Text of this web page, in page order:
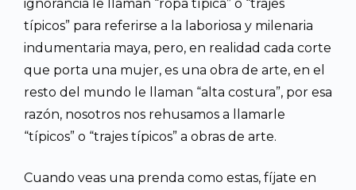
ignorancia le llaman “ropa típica” o “trajes
típicos” para referirse a la laboriosa y milenaria
indumentaria maya, pero, en realidad cada corte
que porta una mujer, es una obra de arte, en el
resto del mundo le llaman “alta costura”, por esa
razón, nosotros nos rehusamos a llamarle
“típicos” o “trajes típicos” a obras de arte.
Cuando veas una prenda como estas, fíjate en